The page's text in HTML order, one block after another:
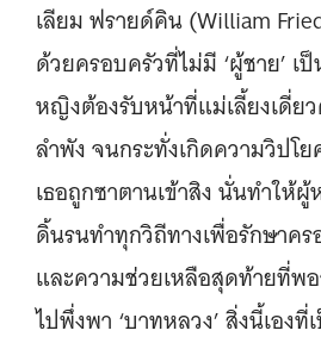
เลียม ฟรายด์คิน (William
ด้วยครอบครัวที่ไม่มี ‘ผู้ชาย’ เ
หญิงต้องรับหน้าที่แม่เลี้ยงเดี่ย
ลำพัง จนกระทั่งเกิดความวิปโ
เธอถูกซาตานเข้าสิง นั่นทำให้
ดิ้นรนทำทุกวิถีทางเพื่อรักษาคร
และความช่วยเหลือสุดท้ายที่พ
ไปพึ่งพา ‘บาทหลวง’ สิ่งนี้เอง